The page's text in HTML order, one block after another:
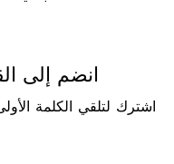
انضم إلى
اشترك لتلقي الكلمة